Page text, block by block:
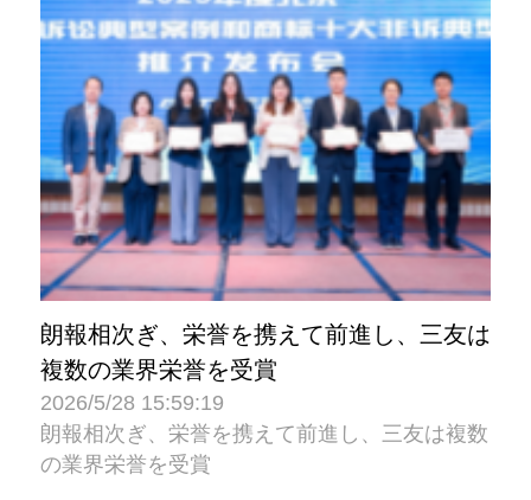
朗報相次ぎ、栄誉を携えて前進し、三友は
複数の業界栄誉を受賞
2026/5/28 15:59:19
朗報相次ぎ、栄誉を携えて前進し、三友は複数
の業界栄誉を受賞